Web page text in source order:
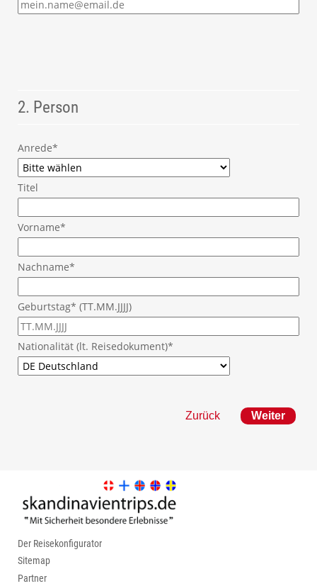
2. Person
Anrede*
Titel
Vorname*
Nachname*
Geburtstag* (TT.MM.JJJJ)
Nationalität (lt. Reisedokument)*
Zurück
Der Reisekonfigurator
Sitemap
Partner